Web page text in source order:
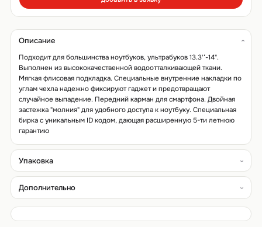
Описание
Подходит для большинства ноутбуков, ультрабуков 13.3'‘-14".
Выполнен из высококачественной водоотталкивающей ткани.
Мягкая флисовая подкладка. Специальные внутренние накладки по
углам чехла надежно фиксируют гаджет и предотвращают
случайное выпадение. Передний карман для смартфона. Двойная
застежка "молния" для удобного доступа к ноутбуку. Специальная
бирка с уникальным ID кодом, дающая расширенную 5-ти летнюю
гарантию
Упаковка
Дополнительно